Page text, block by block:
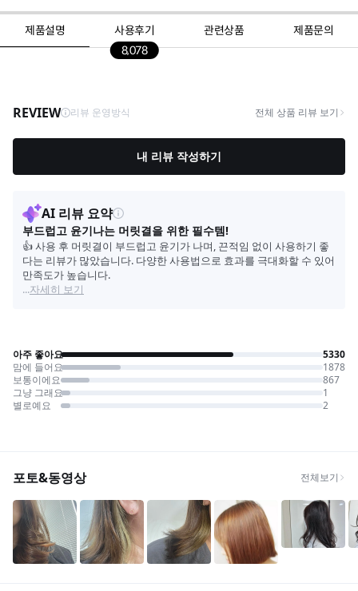
제품설명
사용후기
8,078
관련상품 제품문의